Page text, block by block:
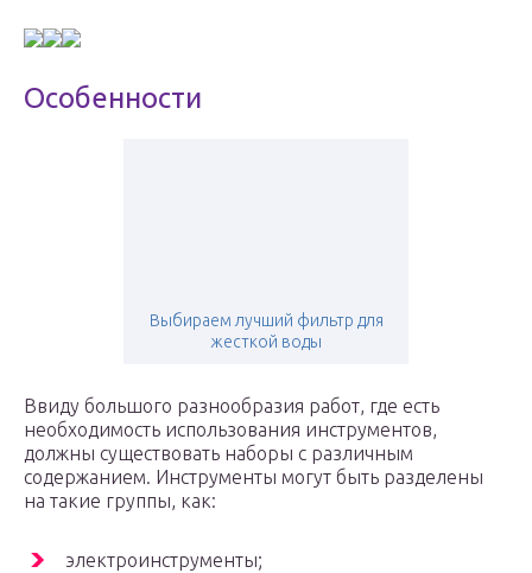
Особенности
Выбираем лучший фильтр для
жесткой воды
Ввиду большого разнообразия работ, где есть
необходимость использования инструментов,
должны существовать наборы с различным
содержанием. Инструменты могут быть разделены
на такие группы, как:
электроинструменты;